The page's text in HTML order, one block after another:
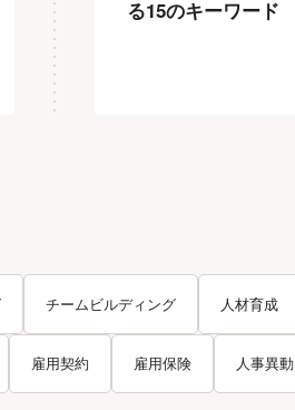
る15のキーワード
チームビルディング 人材育成
雇用契約 雇用保険 人事異動